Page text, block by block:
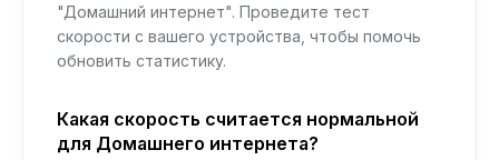
"Домашний интернет". Проведите тест
скорости с вашего устройства, чтобы помочь
обновить статистику.
Какая скорость считается нормальной
для Домашнего интернета?